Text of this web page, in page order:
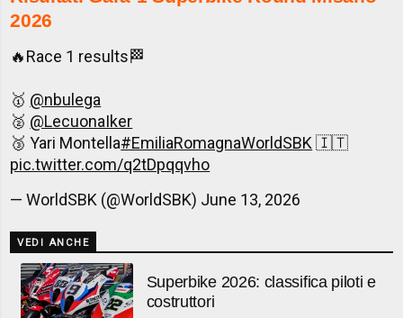
2026
🔥Race 1 results🏁
🥇 @nbulega
🥈 @LecuonaIker
🥉 Yari Montella#EmiliaRomagnaWorldSBK🇮🇹
pic.twitter.com/q2tDpqqvho
— WorldSBK (@WorldSBK) June 13, 2026
VEDI ANCHE
Superbike 2026: classifica piloti e
costruttori